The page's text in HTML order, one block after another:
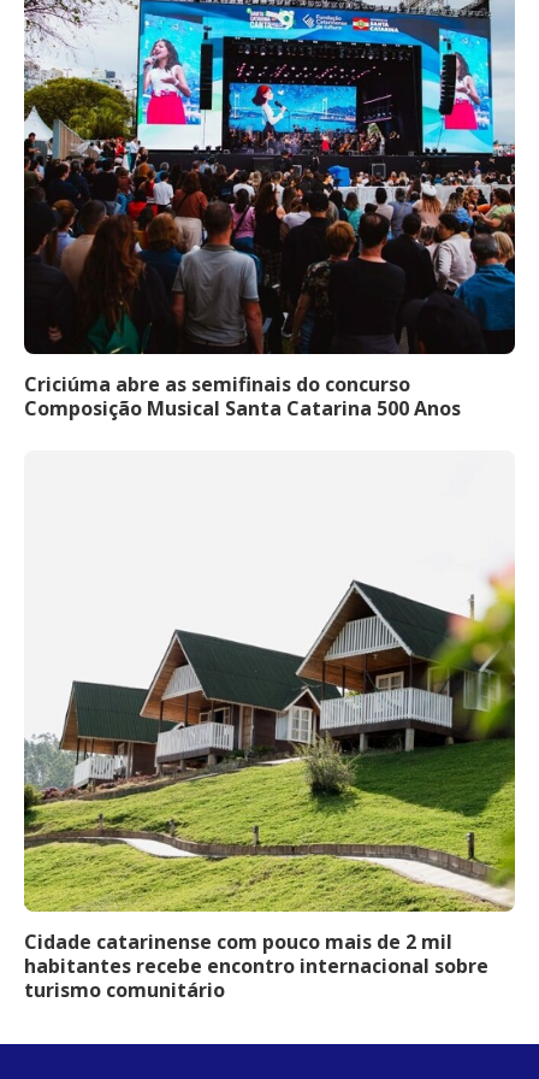
Criciúma abre as semifinais do concurso
Composição Musical Santa Catarina 500 Anos
Cidade catarinense com pouco mais de 2 mil
habitantes recebe encontro internacional sobre
turismo comunitário